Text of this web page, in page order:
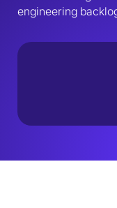
engineering